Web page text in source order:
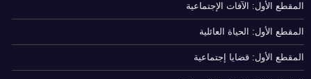
المقطع الأول: الآفات الإجتماعية
المقطع الأول: الحياة العائلية
المقطع الأول: قضايا إجتماعية